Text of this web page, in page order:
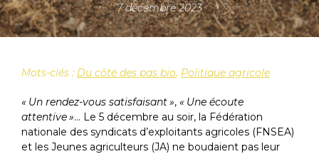
7 décembre 2023
Mots-clés : Du côté des pas bio, Politique agricole
« Un rendez-vous satisfaisant», « Une écoute
attentive»… Le 5 décembre au soir, la Fédération
nationale des syndicats d’exploitants agricoles (FNSEA)
et les Jeunes agriculteurs (JA) ne boudaient pas leur